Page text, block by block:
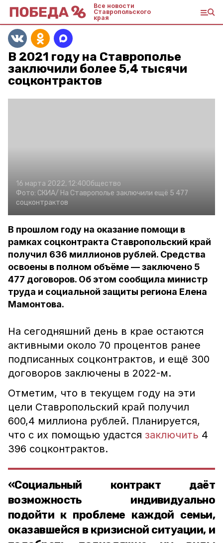
Все новости
Ставропольского
края
В 2021 году на Ставрополье
заключили более 5,4 тысячи
соцконтрактов
16 марта 2022, 12:40Общество
Фото: СКИА/ На Ставрополье заключили ещё 5 477
соцконтрактов
В прошлом году на оказание помощи в
рамках соцконтракта Ставропольский край
получил 636 миллионов рублей. Средства
освоены в полном объёме — заключено 5
477 договоров. Об этом сообщила министр
труда и социальной защиты региона Елена
Мамонтова.
На сегодняшний день в крае остаются
активными около 70 процентов ранее
подписанных соцконтрактов, и ещё 300
договоров заключены в 2022-м.
Отметим, что в текущем году на эти
цели Ставропольский край получил
600,4 миллиона рублей. Планируется,
что с их помощью удастся заключить 4
396 соцконтрактов.
«Социальный контракт даёт
возможность индивидуально
подойти к проблеме каждой семьи,
оказавшейся в кризисной ситуации, и